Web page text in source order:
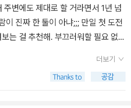
를 통해 현실적인 수익 모델을 구축
될 것이다.
변에도 제대로 할 거라면서 1년 넘
이 진짜 한 둘이 아냐;;; 만일 첫 도전
는 걸 추천해. 부끄러워할 필요 없
더보기